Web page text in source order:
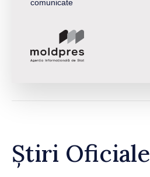
comunicate
Știri Oficiale